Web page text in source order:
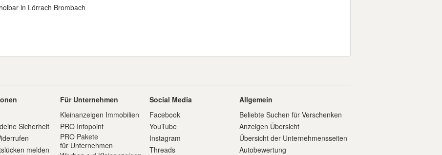
in Lörrach Brombach
Sicherheit
melden
Für Unternehmen
Kleinanzeigen Immobilien
PRO Infopoint
PRO Pakete
für Unternehmen
Social Media
Facebook
YouTube
Instagram
Threads
Allgemein
Beliebte Suchen für Verschenken
Anzeigen Übersicht
Übersicht der Unternehmensseiten
Autobewertung